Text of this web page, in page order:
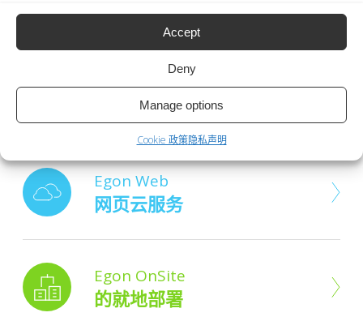
Accept
Deny
Manage options
Cookie 政策隐私声明
免费的在线演示
现在就在网页上试一试免费的演示程序！
现在试试
Egon Web
网页云服务
Egon OnSite
的就地部署